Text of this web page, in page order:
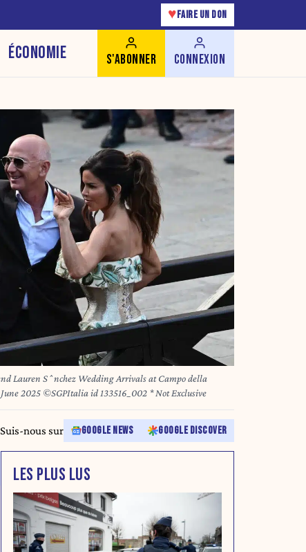
♥ FAIRE UN DON
ÉCONOMIE S'ABONNER CONNEXION
Madonna dellÕOrto Venice, Italy 26th June 2025 ©SGPItalia id 133516_002 * Not Exclusive
Suis-nous sur GOOGLE NEWS GOOGLE DISCOVER
LES PLUS LUS